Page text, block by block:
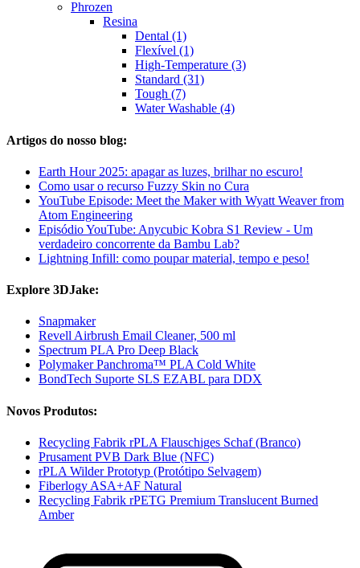
Phrozen
Resina
Dental (1)
Flexível (1)
High-Temperature (3)
Standard (31)
Tough (7)
Water Washable (4)
Artigos do nosso blog:
Earth Hour 2025: apagar as luzes, brilhar no escuro!
Como usar o recurso Fuzzy Skin no Cura
YouTube Episode: Meet the Maker with Wyatt Weaver from
Atom Engineering
Episódio YouTube: Anycubic Kobra S1 Review - Um
verdadeiro concorrente da Bambu Lab?
Lightning Infill: como poupar material, tempo e peso!
Explore 3DJake:
Snapmaker
Revell Airbrush Email Cleaner, 500 ml
Spectrum PLA Pro Deep Black
Polymaker Panchroma™ PLA Cold White
BondTech Suporte SLS EZABL para DDX
Novos Produtos:
Recycling Fabrik rPLA Flauschiges Schaf (Branco)
Prusament PVB Dark Blue (NFC)
rPLA Wilder Prototyp (Protótipo Selvagem)
Fiberlogy ASA+AF Natural
Recycling Fabrik rPETG Premium Translucent Burned
Amber